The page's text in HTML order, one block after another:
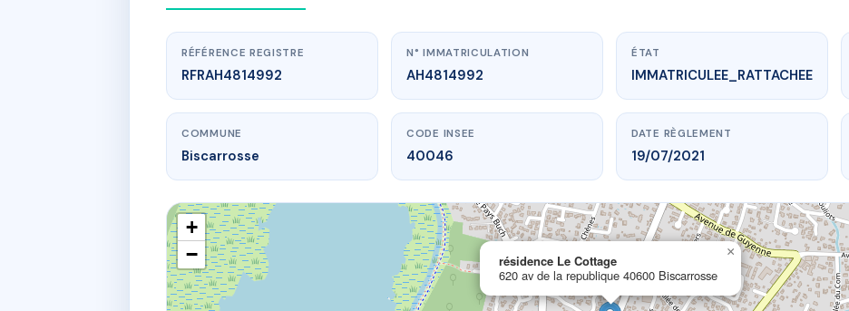
www.vme.plus/AH4814992
résidence Le Cottage
620 av de la republique40600 Biscarrosse
RÉFÉRENCE REGISTRE
RFRAH4814992
N° IMMATRICULATION
AH4814992
ÉTAT
IMMATRICULEE_RATTACHEE
COMMUNE
Biscarrosse
CODE INSEE
40046
DATE RÈGLEMENT
19/07/2021
résidence Le Cottage
620 av de la republique 40600 Biscarrosse
×
+
−